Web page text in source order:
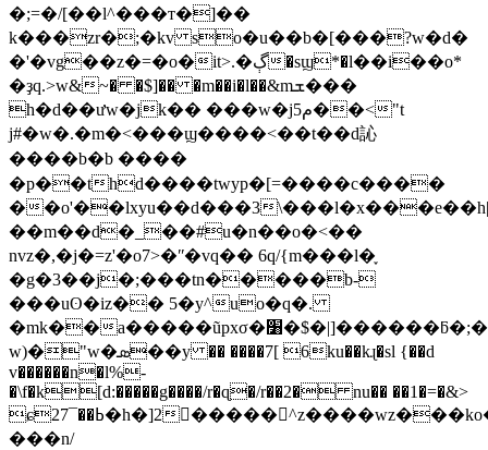
�;=�/[��l^���т�]��
k���zr�;�kv so�u��b�[���?w�d�
�'�vg��z�=�o�it>.�ڳ�sϣ*�l��i��o*
�ҙq.>w&~� �$]�� �m��i�l��&mܫ���
h�d��ưw�jk�� ���w�jم5��<"t
j#�w�.�m�<���ϣ����<��t��d訫
����b�b ����
�p��thd����twyp�[=����c����
��o'��lxyu��d���3\���l�x���e��h|
��m��d�_��#u�n��o�<��
nvz�,�j�=z'�o7>�ʺ�vq�� 6q/{m���l�֢
�g�3��j�;���tn�����b-
���uʘ�iz�� 5�y^uo�q�.
�mk��a�����ũpxσ�׸�$�|]������ƃ�;����tu�e���r(6ro?
w)�"w�ܣ��y �� ����7[ 6ku��kɻ�sl {��d
v������n�l%-
�\f�k[d:�����g����/r�ɋ�/r��2� nu�� ��1�=�&>
ɕ27¯��ߕ�h�]2�ُ����^z����wz���ko��c���uѳ&'�3�6���}s9[˃�]0h���=���z��g*n�se�f?
���n/